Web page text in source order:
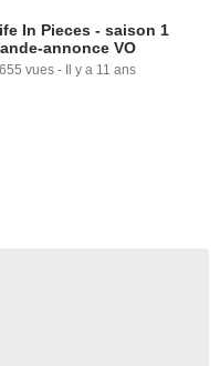
In Pieces - saison 1
annonce VO
vues - Il y a 11 ans